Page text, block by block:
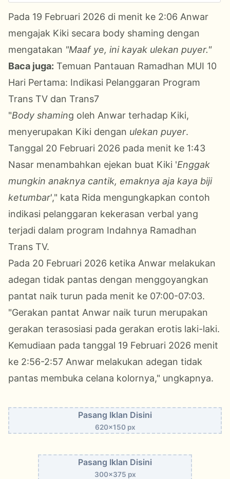
Pada 19 Februari 2026 di menit ke 2:06 Anwar
mengajak Kiki secara body shaming dengan
mengatakan "Maaf ye, ini kayak ulekan puyer."
Baca juga: Temuan Pantauan Ramadhan MUI 10
Hari Pertama: Indikasi Pelanggaran Program
Trans TV dan Trans7
"Body shaming oleh Anwar terhadap Kiki,
menyerupakan Kiki dengan ulekan puyer.
Tanggal 20 Februari 2026 pada menit ke 1:43
Nasar menambahkan ejekan buat Kiki 'Enggak
mungkin anaknya cantik, emaknya aja kaya biji
ketumbar'," kata Rida mengungkapkan contoh
indikasi pelanggaran kekerasan verbal yang
terjadi dalam program Indahnya Ramadhan
Trans TV.
Pada 20 Februari 2026 ketika Anwar melakukan
adegan tidak pantas dengan menggoyangkan
pantat naik turun pada menit ke 07:00-07:03.
"Gerakan pantat Anwar naik turun merupakan
gerakan terasosiasi pada gerakan erotis laki-laki.
Kemudiaan pada tanggal 19 Februari 2026 menit
ke 2:56-2:57 Anwar melakukan adegan tidak
pantas membuka celana kolornya," ungkapnya.
Pasang Iklan Disini
620x150 px
Pasang Iklan Disini
300x375 px